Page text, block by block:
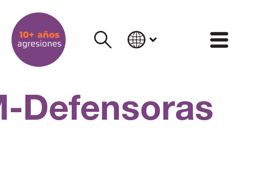
Defensoras